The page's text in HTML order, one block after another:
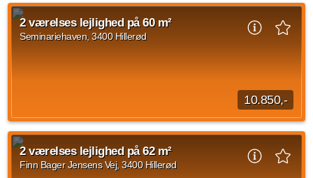
Oplev det bedste af boliglivet i Seminariehaven, Hillerød. Vi
tilbyder en bred vifte af lækre rækkehuse og lejligheder, fra 1-
til 3-værelses lejligheder...
2 værelses lejlighed på 60 m²
Seminariehaven, 3400 Hillerød
10.850,-
Oplev det bedste af boliglivet i Seminariehaven, Hillerød. Vi
tilbyder en bred vifte af lækre rækkehuse og lejligheder, fra 1-
til 3-værelses lejligheder...
Kilde: Go' Bolig
2 værelses lejlighed på 62 m²
Finn Bager Jensens Vej, 3400 Hillerød